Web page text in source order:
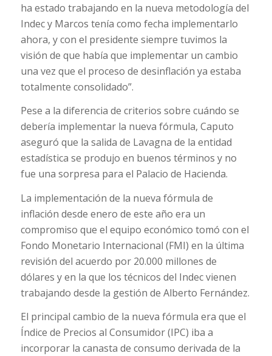
ha estado trabajando en la nueva metodología del
Indec y Marcos tenía como fecha implementarlo
ahora, y con el presidente siempre tuvimos la
visión de que había que implementar un cambio
una vez que el proceso de desinflación ya estaba
totalmente consolidado”.
Pese a la diferencia de criterios sobre cuándo se
debería implementar la nueva fórmula, Caputo
aseguró que la salida de Lavagna de la entidad
estadística se produjo en buenos términos y no
fue una sorpresa para el Palacio de Hacienda.
La implementación de la nueva fórmula de
inflación desde enero de este año era un
compromiso que el equipo económico tomó con el
Fondo Monetario Internacional (FMI) en la última
revisión del acuerdo por 20.000 millones de
dólares y en la que los técnicos del Indec vienen
trabajando desde la gestión de Alberto Fernández.
El principal cambio de la nueva fórmula era que el
Índice de Precios al Consumidor (IPC) iba a
incorporar la canasta de consumo derivada de la